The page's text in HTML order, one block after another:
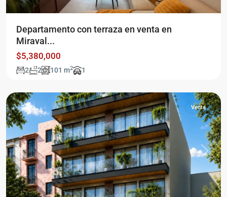
Departamento con terraza en venta en
Miraval...
$5,380,000
2 2 101 m2 1
valle
Ciudad
de
Previous Next
Top Venta